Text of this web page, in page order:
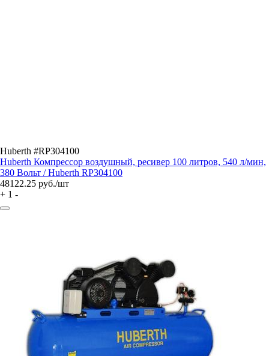
Huberth #RP304100
Huberth Компрессор воздушный, ресивер 100 литров, 540 л/мин,
380 Вольт / Huberth RP304100
48122.25 руб./шт
+ 1 -